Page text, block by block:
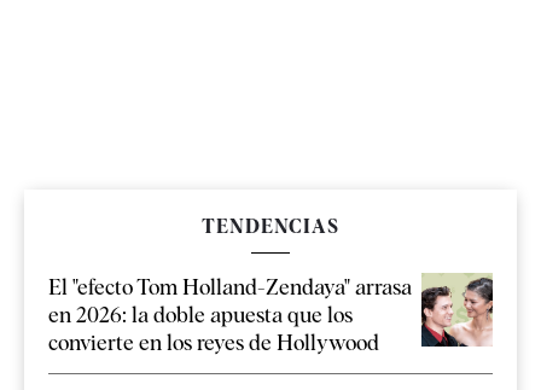
TENDENCIAS
El "efecto Tom Holland-Zendaya" arrasa
en 2026: la doble apuesta que los
convierte en los reyes de Hollywood